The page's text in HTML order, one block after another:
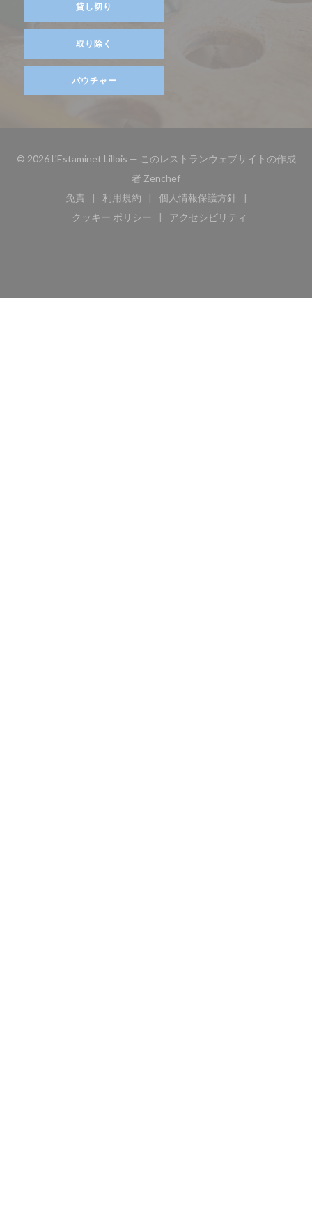
貸し切り
取り除く
バウチャー
© 2026 L'Estaminet Lillois — このレストランウェブサイトの作成
者 Zenchef((新しいウィンドウで開きま
免責
((新しいウィンドウで開きます))
利用規約
((新しいウィンドウで開きます))
個人情報保護方針
((新しいウィンドウで開
クッキー ポリシー
((新しいウィンドウで開きます))
アクセシビリティ
((新しいウィンドウで